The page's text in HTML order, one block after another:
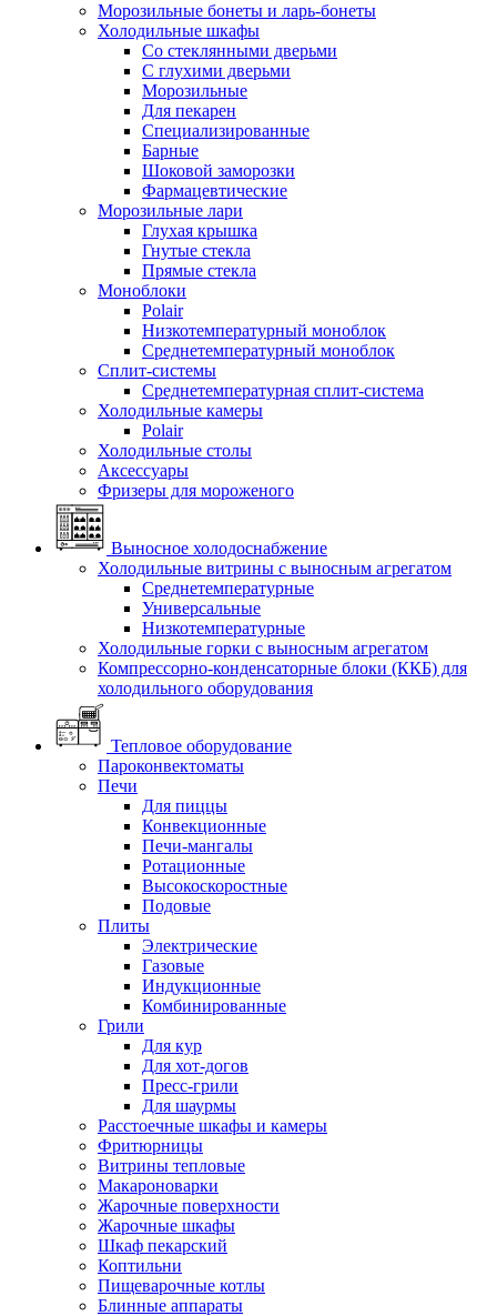
Морозильные бонеты и ларь-бонеты
Холодильные шкафы
Со стеклянными дверьми
С глухими дверьми
Морозильные
Для пекарен
Специализированные
Барные
Шоковой заморозки
Фармацевтические
Морозильные лари
Глухая крышка
Гнутые стекла
Прямые стекла
Моноблоки
Polair
Низкотемпературный моноблок
Среднетемпературный моноблок
Сплит-системы
Среднетемпературная сплит-система
Холодильные камеры
Polair
Холодильные столы
Аксессуары
Фризеры для мороженого
Выносное холодоснабжение
Холодильные витрины с выносным агрегатом
Среднетемпературные
Универсальные
Низкотемпературные
Холодильные горки с выносным агрегатом
Компрессорно-конденсаторные блоки (ККБ) для
холодильного оборудования
Тепловое оборудование
Пароконвектоматы
Печи
Для пиццы
Конвекционные
Печи-мангалы
Ротационные
Высокоскоростные
Подовые
Плиты
Электрические
Газовые
Индукционные
Комбинированные
Грили
Для кур
Для хот-догов
Пресс-грили
Для шаурмы
Расстоечные шкафы и камеры
Фритюрницы
Витрины тепловые
Макароноварки
Жарочные поверхности
Жарочные шкафы
Шкаф пекарский
Коптильни
Пищеварочные котлы
Блинные аппараты